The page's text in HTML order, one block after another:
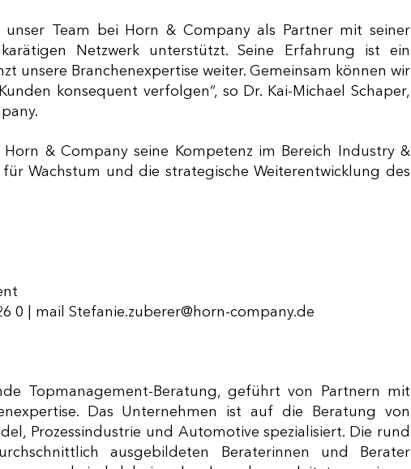
unser Team bei Horn & Company als Partner mit seiner
Netzwerk unterstützt. Seine Erfahrung ist ein
unsere Branchenexpertise weiter. Gemeinsam können wir
konsequent verfolgen“, so Dr. Kai-Michael Schaper,
& Company seine Kompetenz im Bereich Industry &
Wachstum und die strategische Weiterentwicklung des
0 | mail Stefanie.zuberer@horn-company.de
Topmanagement-Beratung, geführt von Partnern mit
Das Unternehmen ist auf die Beratung von
Prozessindustrie und Automotive spezialisiert. Die rund
ausgebildeten Beraterinnen und Berater